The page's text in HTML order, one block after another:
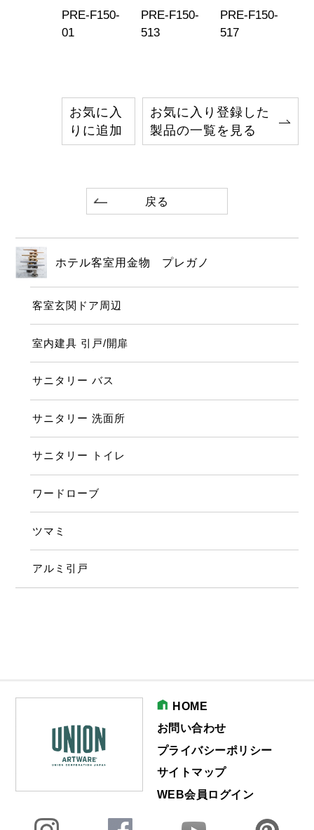
PRE-F150-
01
PRE-F150-
513
PRE-F150-
517
お気に入
りに追加
お気に入り登録した
製品の一覧を見る
戻る
ホテル客室用金物 プレガノ
客室玄関ドア周辺
室内建具 引戸/開扉
サニタリー バス
サニタリー 洗面所
サニタリー トイレ
ワードローブ
ツマミ
アルミ引戸
HOME
お問い合わせ
プライバシーポリシー
サイトマップ
WEB会員ログイン